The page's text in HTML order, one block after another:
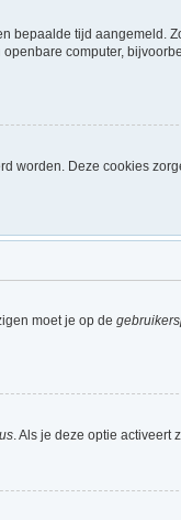
bepaalde tijd aangemeld.
computer,
worden. Deze cookies
moet je op de
. Als je deze optie activeert